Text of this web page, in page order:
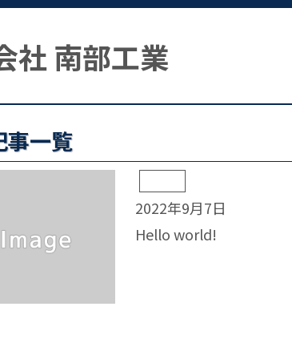
社 南部工業
事一覧
2022年9月7日
Hello world!